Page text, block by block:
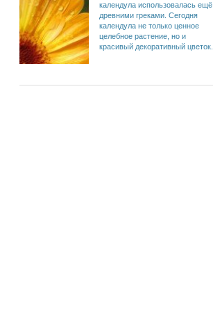
календула использовалась ещё
древними греками. Сегодня
календула не только ценное
целебное растение, но и
красивый декоративный цветок.